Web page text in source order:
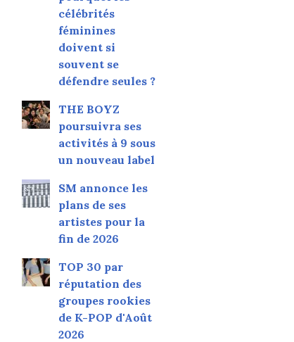
célébrités
féminines
doivent si
souvent se
défendre seules ?
THE BOYZ
poursuivra ses
activités à 9 sous
un nouveau label
SM annonce les
plans de ses
artistes pour la
fin de 2026
TOP 30 par
réputation des
groupes rookies
de K-POP d'Août
2026